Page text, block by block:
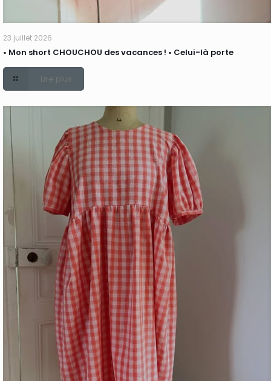
23 juillet 2026
• Mon short CHOUCHOU des vacances ! • Celui-là porte
Lire plus